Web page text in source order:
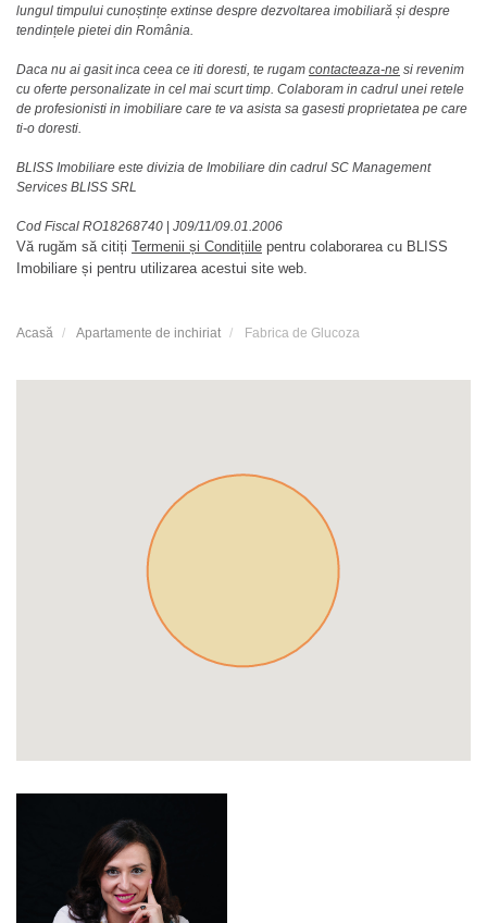
lungul timpului cunoștințe extinse despre dezvoltarea imobiliară și despre
tendințele pietei din România.
Daca nu ai gasit inca ceea ce iti doresti, te rugam contacteaza-ne si revenim
cu oferte personalizate in cel mai scurt timp. Colaboram in cadrul unei retele
de profesionisti in imobiliare care te va asista sa gasesti proprietatea pe care
ti-o doresti.
BLISS Imobiliare este divizia de Imobiliare din cadrul SC Management
Services BLISS SRL
Cod Fiscal RO18268740 | J09/11/09.01.2006
Vă rugăm să citiți Termenii și Condițiile pentru colaborarea cu BLISS
Imobiliare și pentru utilizarea acestui site web.
Acasă Apartamente de inchiriat Fabrica de Glucoza